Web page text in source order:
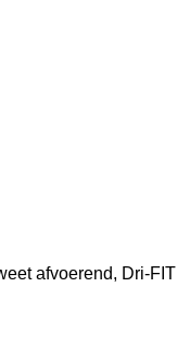
afvoerend, Dri-FIT